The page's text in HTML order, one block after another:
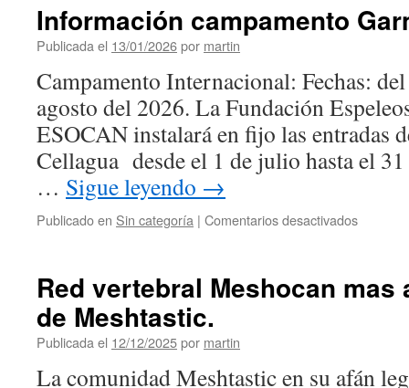
con
Información campamento
Publicada el 13/01/2026por martin
Campamento Internacional: Fechas:
agosto del 2026. La Fundación
ESOCAN instalará en fijo las entradas
Cellagua desde el 1 de julio hasta el
… Sigue leyendo →
Publicado en Sin categoría | Comentarios desactivadosen
Ciega
Red vertebral Meshocan
de Meshtastic.
Publicada el 12/12/2025por martin
La comunidad Meshtastic en su afán